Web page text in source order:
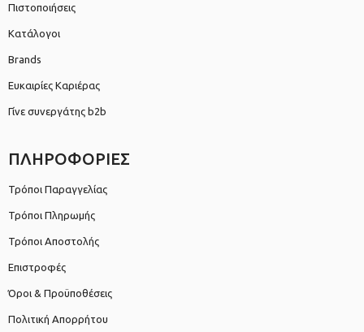
Πιστοποιήσεις
Κατάλογοι
Brands
Ευκαιρίες Καριέρας
Γίνε συνεργάτης b2b
ΠΛΗΡΟΦΟΡΙΕΣ
Τρόποι Παραγγελίας
Τρόποι Πληρωμής
Τρόποι Αποστολής
Επιστροφές
Όροι & Προϋποθέσεις
Πολιτική Απορρήτου